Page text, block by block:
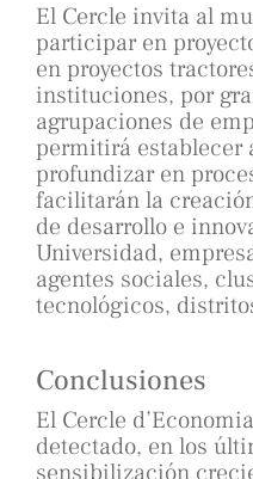
El Cercle invita al
participar en
en proyectos
instituciones, por
agrupaciones de
permitirá establecer
profundizar en
facilitarán la
de desarrollo e
Universidad,
agentes sociales,
tecnológicos,
Conclusiones
El Cercle
detectado, en los